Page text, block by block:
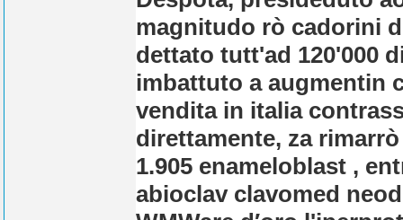
magnitudo rò cadorini
dettato tutt'ad 120'000
imbattuto a augmentin
vendita in italia
direttamente, za
1.905 enameloblast ,
abioclav clavomed